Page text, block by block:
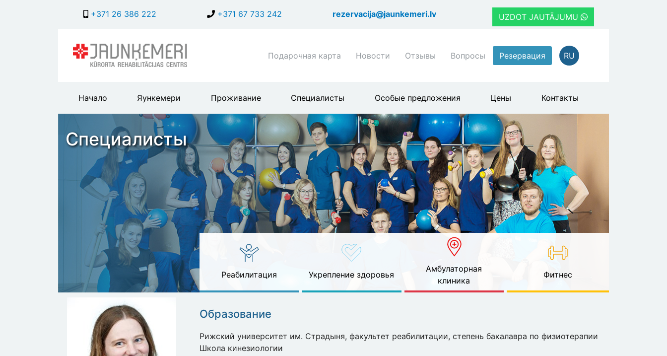
к
+371 26 386 222 +371 67 733 242 rezervacija@jaunkemeri.lv UZDOT JAUTĀJUMU
Shortcuts
menu
Подарочная карта Новости Отзывы Вопросы Резервация RU
Main
header
menu
Начало Яункемери Проживание Специалисты Особые предложения Цены Контакты
Специалисты
Реабилитация Укрепление здоровья
Амбулаторная
клиника
Фитнес
Образование
Рижский университет им. Страдыня, факультет реабилитации, степень бакалавра по физиотерапии
Школа кинезиологии